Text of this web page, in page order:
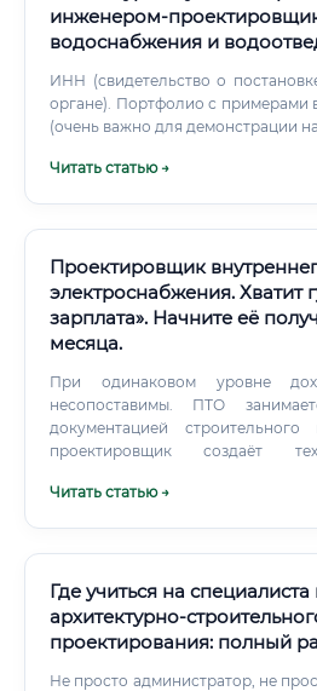
инженером-
водоснабжения и
ИНН (свидетельство о
органе). Портфолио с примерами
(очень важно для демонстрации
Читать статью →
Проектировщик
электроснабжения. Хватит
зарплата». Начните её
месяца.
При одинаковом уровне
несопоставимы. ПТО
документацией
проектировщик создаёт
возможностей для роста и
Читать статью →
Где учиться на
архитектурно-
проектирования: полный
Не просто администратор, не